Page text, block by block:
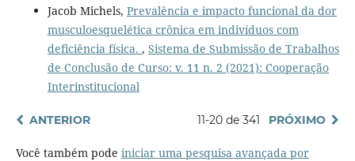
Jacob Michels, Prevalência e impacto funcional da dor
musculoesquelética crônica em indivíduos com
deficiência física. , Sistema de Submissão de Trabalhos
de Conclusão de Curso: v. 11 n. 2 (2021): Cooperação
Interinstitucional
ANTERIOR 11-20 de 341 PRÓXIMO
Você também pode iniciar uma pesquisa avançada por